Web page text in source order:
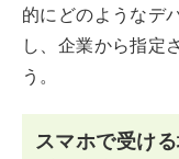
的にどのようなデ
し、企業から指定
う。
スマホで受け